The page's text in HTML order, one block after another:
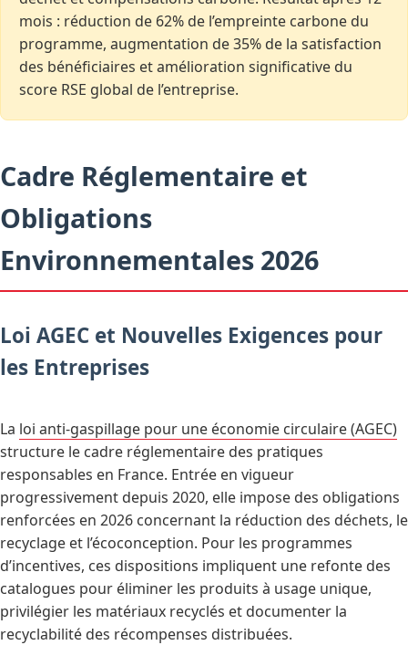
mois : réduction de 62% de l’empreinte carbone du
programme, augmentation de 35% de la satisfaction
des bénéficiaires et amélioration significative du
score RSE global de l’entreprise.
Cadre Réglementaire et
Obligations
Environnementales 2026
Loi AGEC et Nouvelles Exigences pour
les Entreprises
La loi anti-gaspillage pour une économie circulaire (AGEC)
structure le cadre réglementaire des pratiques
responsables en France. Entrée en vigueur
progressivement depuis 2020, elle impose des obligations
renforcées en 2026 concernant la réduction des déchets, le
recyclage et l’écoconception. Pour les programmes
d’incentives, ces dispositions impliquent une refonte des
catalogues pour éliminer les produits à usage unique,
privilégier les matériaux recyclés et documenter la
recyclabilité des récompenses distribuées.